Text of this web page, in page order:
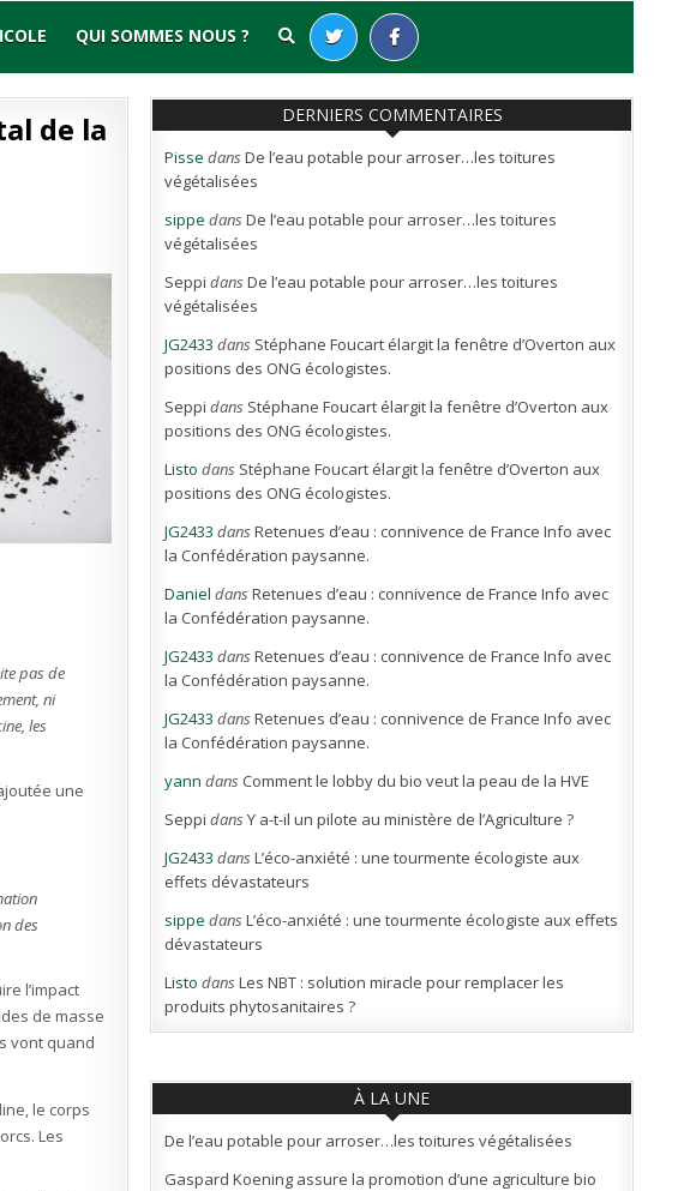
QUI SOMMES NOUS ?
de la
pas de
ni
les
une
des
l’impact
de masse
vont quand
le corps
Les
DERNIERS COMMENTAIRES
Pisse dansDe l’eau potable pour arroser…les toitures
végétalisées
sippe dansDe l’eau potable pour arroser…les toitures
végétalisées
Seppi dansDe l’eau potable pour arroser…les toitures
végétalisées
JG2433 dans Stéphane Foucart élargit la fenêtre d’Overton aux
positions des ONG écologistes.
Seppi dans Stéphane Foucart élargit la fenêtre d’Overton aux
positions des ONG écologistes.
Listo dans Stéphane Foucart élargit la fenêtre d’Overton aux
positions des ONG écologistes.
JG2433 dansRetenues d’eau : connivence de France Info avec
la Confédération paysanne.
Daniel dansRetenues d’eau : connivence de France Info avec
la Confédération paysanne.
JG2433 dansRetenues d’eau : connivence de France Info avec
la Confédération paysanne.
JG2433 dansRetenues d’eau : connivence de France Info avec
la Confédération paysanne.
yann dans Comment le lobby du bio veut la peau de la HVE
Seppi dansY a-t-il un pilote au ministère de l’Agriculture ?
JG2433 dansL’éco-anxiété : une tourmente écologiste aux
effets dévastateurs
sippe dansL’éco-anxiété : une tourmente écologiste aux effets
dévastateurs
Listo dansLes NBT : solution miracle pour remplacer les
produits phytosanitaires ?
À LA UNE
De l’eau potable pour arroser…les toitures végétalisées
Gaspard Koening assure la promotion d’une agriculture bio